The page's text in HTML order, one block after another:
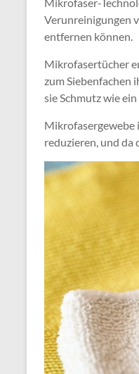
Verunreinigungen
entfernen können.
Mikrofasertücher
zum Siebenfachen
sie Schmutz wie
Mikrofasergewebe
reduzieren, und da